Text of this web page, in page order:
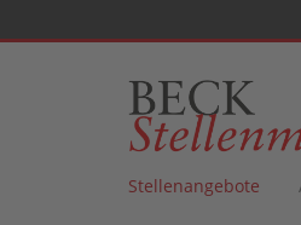
Stellenangebote